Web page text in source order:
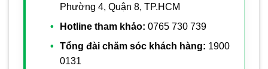
Phường 4, Quận 8, TP.HCM
Hotline tham khảo: 0765 730 739
Tổng đài chăm sóc khách hàng: 1900
0131